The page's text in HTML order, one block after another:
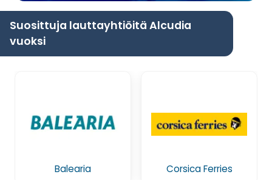
Suosittuja lauttayhtiöitä Alcudia
vuoksi
Balearia Corsica Ferries